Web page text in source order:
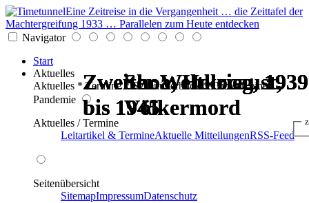
Eine Zeitreise in die Vergangenheit … die Zeittafel der
Machtergreifung 1933 … Parallelen zum Heute entdecken
Navigator
Start
Aktuelles
Aktuelles * Termine * Seitenüberblick * Chronik einer
Pandemie
Aktuelles / Termine
Leitartikel & TermineAktuelle MitteilungenRSS-Feed
Seitenübersicht
SitemapImpressumDatenschutz
Zweiter Weltkrieg, 1939
bis 1945
Shoa, Holocaust,
Völkermord
Zweiter Weltkrieg, 1939
bis 1945
Zweiter Weltkrieg, 1939
bis 1945
Shoa, Holocaust,
Völkermord
Zweiter Weltkrieg, 1939
bis 1945